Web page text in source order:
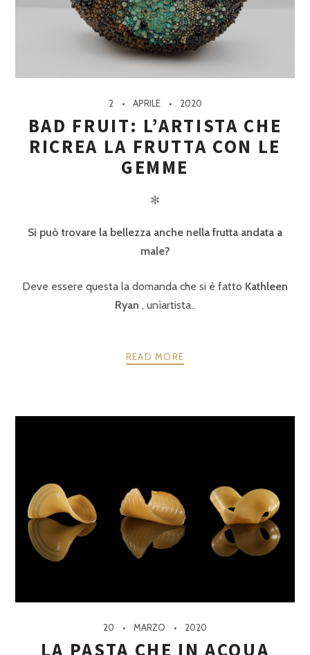
2 APRILE 2020
BAD FRUIT: L’ARTISTA CHE
RICREA LA FRUTTA CON LE
GEMME
✻
Si può trovare la bellezza anche nella frutta andata a
male?
Deve essere questa la domanda che si è fatto Kathleen
Ryan , unìartista..
READ MORE
20 MARZO 2020
LA PASTA CHE IN ACQUA